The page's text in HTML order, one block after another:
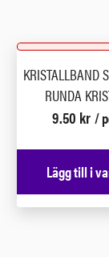
KRISTALLBAND
RUNDA
9.50 kr /
Lägg till i